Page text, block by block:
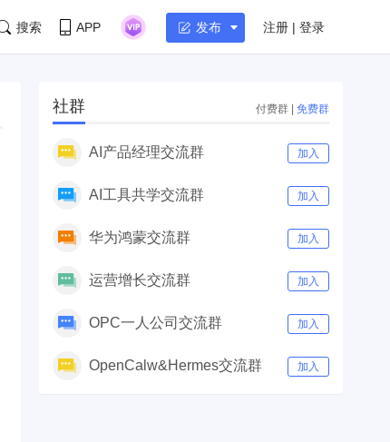
搜索 APP 发布 注册 | 登录
社群 付费群 | 免费群
AI产品经理交流群 加入
AI工具共学交流群 加入
华为鸿蒙交流群 加入
运营增长交流群 加入
OPC一人公司交流群 加入
OpenCalw&Hermes交流群 加入